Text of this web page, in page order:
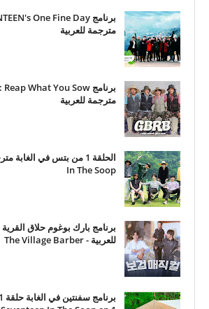
مترجمة للعربية
مترجمة للعربية
In The Soop
للعربية - The Village Barber